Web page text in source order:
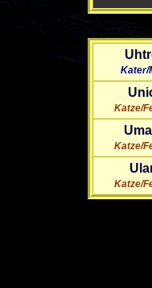
Kater/
Katze/
Katze/
Katze/